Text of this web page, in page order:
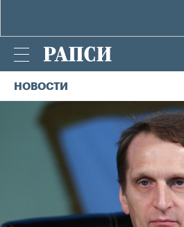
НОВОСТИ